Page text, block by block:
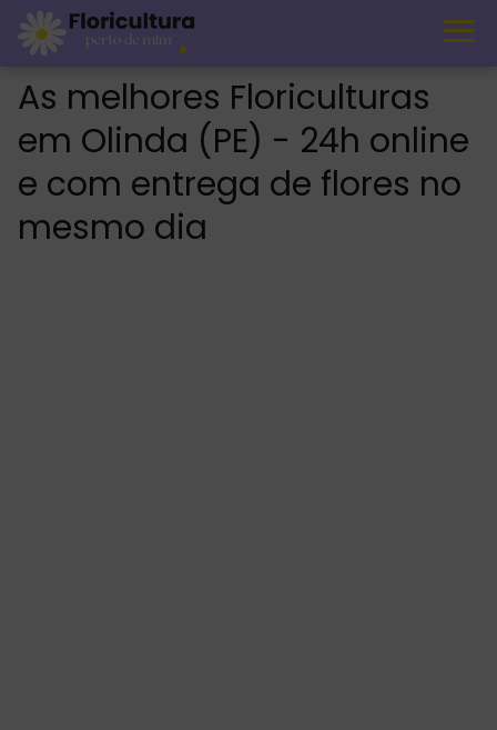
As melhores Floriculturas
em Olinda (PE) - 24h online
e com entrega de flores no
mesmo dia